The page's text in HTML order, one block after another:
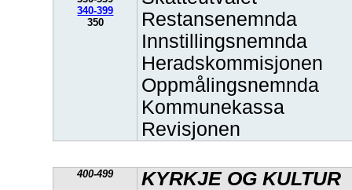
340-399
350
Restansenemnda
Innstillingsnemnda
Heradskommisjonen
Oppmålingsnemnda
Kommunekassa
Revisjonen
400-499 KYRKJE OG KULTUR